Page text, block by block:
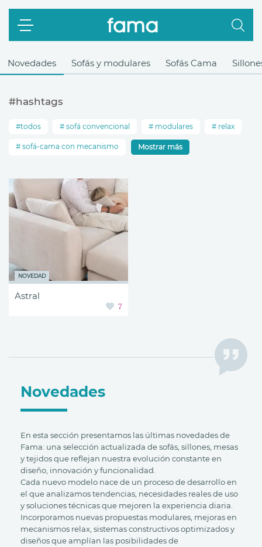
Novedades Sofás y modulares Sofás Cama
Novedades
En esta sección presentamos las últimas novedades de
Fama: una selección actualizada de sofás, sillones, mesas
y tejidos que reflejan nuestra evolución constante en
diseño, innovación y funcionalidad.
Cada nuevo modelo nace de un proceso de desarrollo en
el que analizamos tendencias, necesidades reales de uso
y soluciones técnicas que mejoren la experiencia diaria.
Incorporamos nuevas propuestas modulares, mejoras en
mecanismos relax, sistemas constructivos optimizados y
diseños que amplían las posibilidades de
#hashtags
todos sofá convencional modulares relax
sofá-cama con mecanismo Mostrar más
NOVEDAD
Astral
7